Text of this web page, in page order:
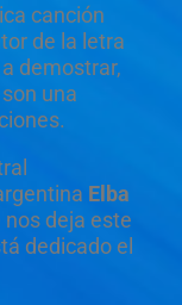
canción
de la letra
demostrar,
una
Elba
deja este
dedicado el